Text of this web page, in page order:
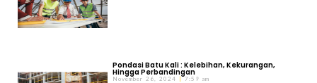
Pondasi Batu Kali : Kelebihan, Kekurangan,
Hingga Perbandingan
November 26, 2024 7:59 am